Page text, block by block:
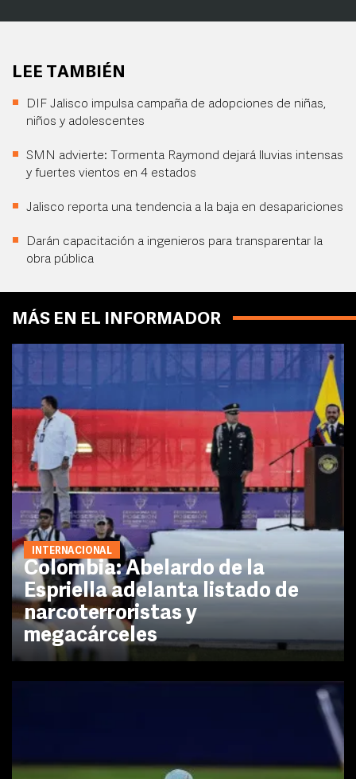
LEE TAMBIÉN
DIF Jalisco impulsa campaña de adopciones de niñas,
niños y adolescentes
SMN advierte: Tormenta Raymond dejará lluvias intensas
y fuertes vientos en 4 estados
Jalisco reporta una tendencia a la baja en desapariciones
Darán capacitación a ingenieros para transparentar la
obra pública
MÁS EN EL INFORMADOR
INTERNACIONAL
Colombia: Abelardo de la
Espriella adelanta listado de
narcoterroristas y
megacárceles